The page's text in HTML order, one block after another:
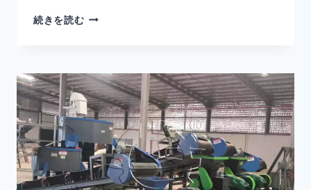
続きを読むCHARCOAL
AND
WHEEL
MILL
SHIPPED
MEXICO